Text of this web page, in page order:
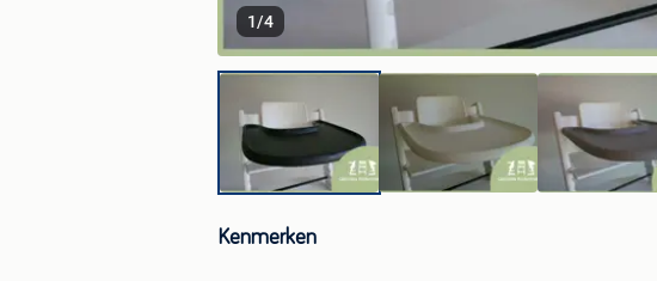
1/4
Kenmerken